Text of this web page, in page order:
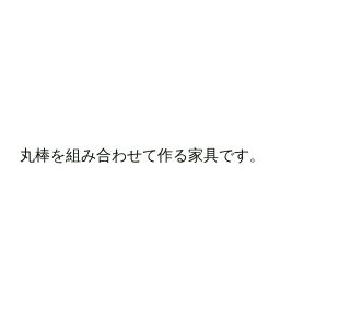
丸棒を組み合わせて作る家具です。